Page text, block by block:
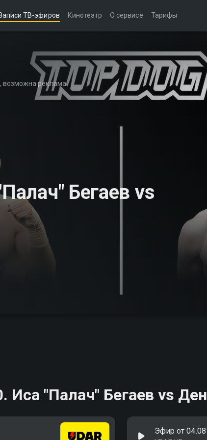
ТВ-эфиров Кинотеатр О сервисе Тарифы
возможна реклама
Бегаев vs
Иса "Палач" Бегаев vs
Эфир от 04.08